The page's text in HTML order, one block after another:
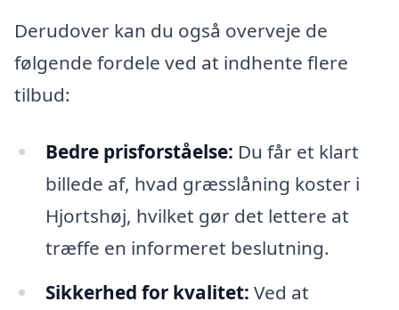
Derudover kan du også overveje de
følgende fordele ved at indhente flere
tilbud:
Bedre prisforståelse: Du får et klart
billede af, hvad græsslåning koster i
Hjortshøj, hvilket gør det lettere at
træffe en informeret beslutning.
Sikkerhed for kvalitet: Ved at